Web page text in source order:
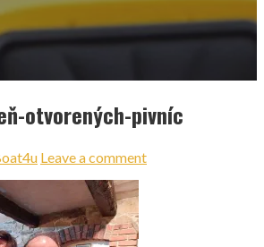
otvorených-pivníc
Leave a comment